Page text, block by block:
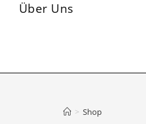
Über Uns
> Shop